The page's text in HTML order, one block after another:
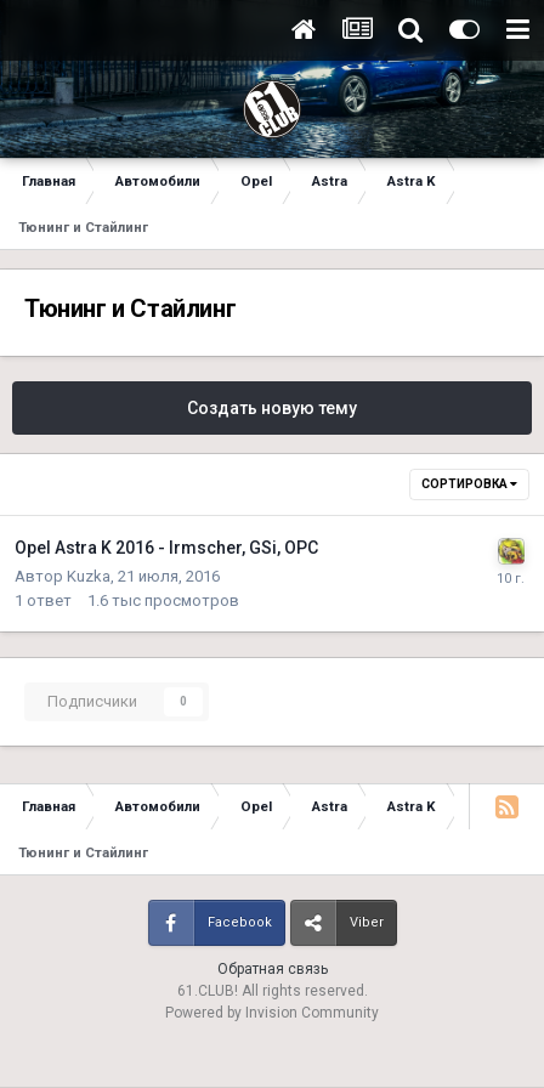
Главная Автомобили Opel Astra Astra K
Тюнинг и Стайлинг
Тюнинг и Стайлинг
Создать новую тему
СОРТИРОВКА
Opel Astra K 2016 - Irmscher, GSi, OPC
Автор Kuzka 21 июля, 2016
1 ответ 1.6 тыс просмотров
Подписчики 0
Главная Автомобили Opel Astra Astra K
Тюнинг и Стайлинг
Обратная связь
Facebook Viber
61.CLUB! All rights reserved.
Powered by Invision Community